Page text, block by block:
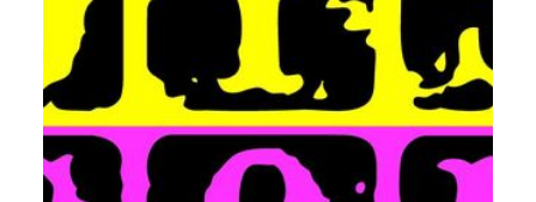
ÉMISSIONS
BOUTIQUE